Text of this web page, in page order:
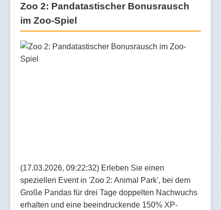
Zoo 2: Pandatastischer Bonusrausch
im Zoo-Spiel
(17.03.2026, 09:22:32) Erleben Sie einen
speziellen Event in 'Zoo 2: Animal Park', bei dem
Große Pandas für drei Tage doppelten Nachwuchs
erhalten und eine beeindruckende 150% XP-